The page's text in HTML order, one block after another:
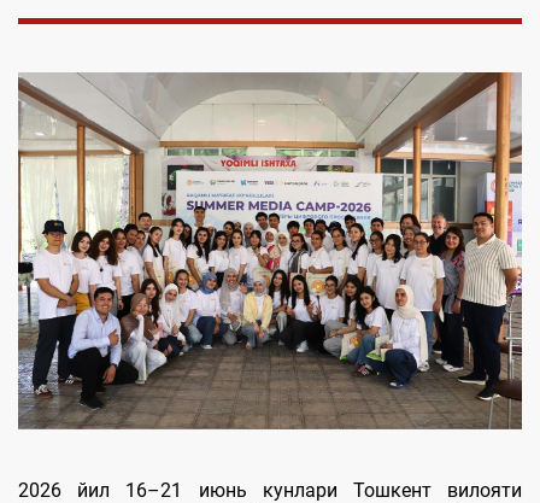
2026 йил 16–21 июнь кунлари Тошкент вилояти